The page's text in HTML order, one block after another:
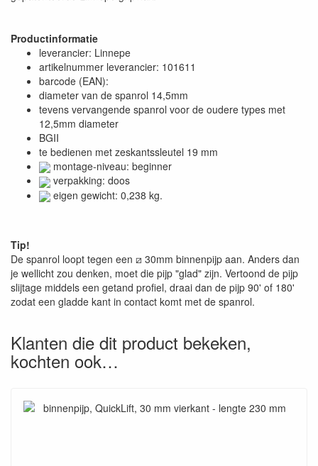
Productinformatie
leverancier: Linnepe
artikelnummer leverancier: 101611
barcode (EAN):
diameter van de spanrol 14,5mm
tevens vervangende spanrol voor de oudere types met
12,5mm diameter
BGII
te bedienen met zeskantssleutel 19 mm
montage-niveau: beginner
verpakking: doos
eigen gewicht: 0,238 kg.
Tip!
De spanrol loopt tegen een ⧄ 30mm binnenpijp aan. Anders dan
je wellicht zou denken, moet die pijp "glad" zijn. Vertoond de pijp
slijtage middels een getand profiel, draai dan de pijp 90' of 180'
zodat een gladde kant in contact komt met de spanrol.
Klanten die dit product bekeken,
kochten ook…